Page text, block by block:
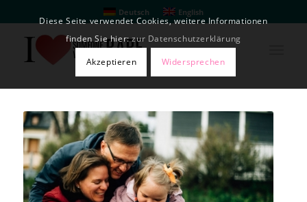
Deutsch English
Diese Seite verwendet Cookies, weitere Informationen
finden Sie hier:zur Datenschutzerklärung
Akzeptieren Widersprechen